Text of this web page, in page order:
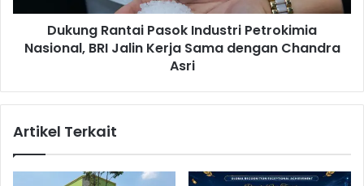
,
d
n
o
Dukung Rantai Pasok Industri Petrokimia
Nasional, BRI Jalin Kerja Sama dengan Chandra
Asri
Artikel Terkait